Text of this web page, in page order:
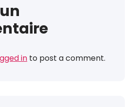
in to post a comment.